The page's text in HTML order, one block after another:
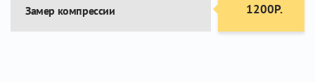
Замер компрессии 1200Р.